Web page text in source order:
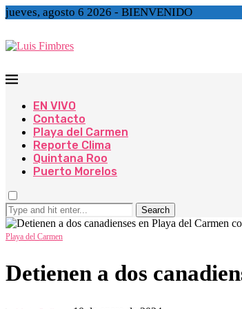
jueves, agosto 6 2026 - BIENVENIDO
EN VIVO
Contacto
Playa del Carmen
Reporte Clima
Quintana Roo
Puerto Morelos
Search
Playa del Carmen
Detienen a dos